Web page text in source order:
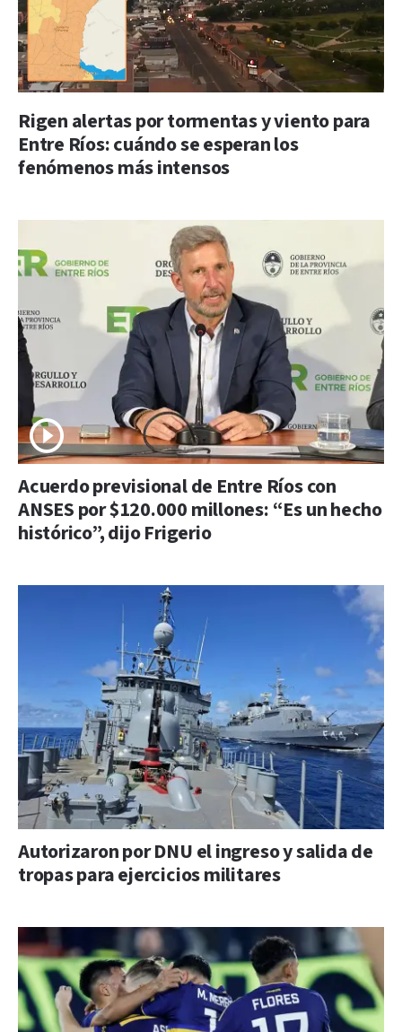
Rigen alertas por tormentas y viento para
Entre Ríos: cuándo se esperan los
fenómenos más intensos
Acuerdo previsional de Entre Ríos con
ANSES por $120.000 millones: “Es un hecho
histórico”, dijo Frigerio
Autorizaron por DNU el ingreso y salida de
tropas para ejercicios militares